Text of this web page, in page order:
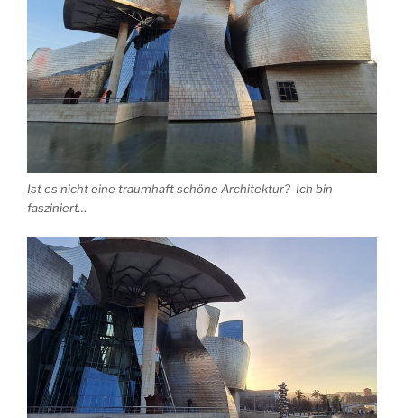
Ist es nicht eine traumhaft schöne Architektur? Ich bin
fasziniert…